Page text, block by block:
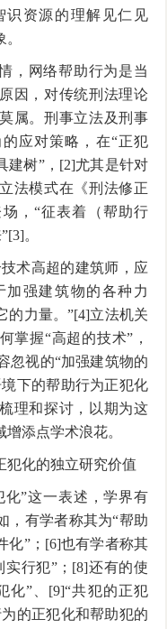
识资源的理解见仁见
，网络帮助行为是当
因，对传统刑法理论
属。刑事立法及刑事
应对策略，在“正犯
建树”，[2]尤其是针对
法模式在《刑法修正
，“征表着（帮助行
。
术高超的建筑师，应
强建筑物的各种力
的力量。”[4]立法机关
掌握“高超的技术”，
忽视的“加强建筑物的
下的帮助行为正犯化
理和探讨，以期为这
添点学术浪花。
犯化的独立研究价值
化”这一表述，学界有
，有学者称其为“帮助
化”；[6]也有学者称其
实行犯”；[8]还有的使
化”、[9]“共犯的正犯
的正犯化和帮助犯的